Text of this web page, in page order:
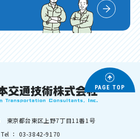
PAGE TOP
東京都台東区上野7丁目11番1号
Tel ： 03-3842-9170